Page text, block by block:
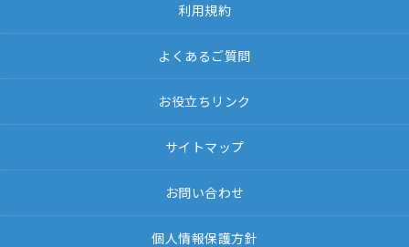
利用規約
よくあるご質問
お役立ちリンク
サイトマップ
お問い合わせ
個人情報保護方針